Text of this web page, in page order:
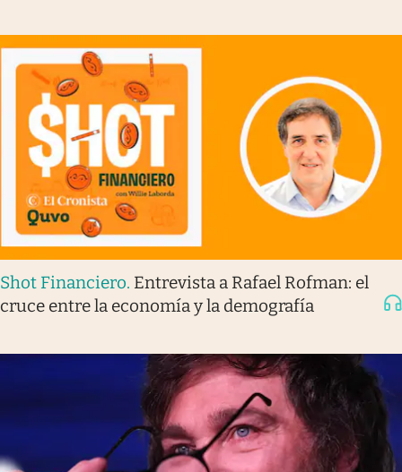
Shot Financiero. Entrevista a Rafael Rofman: el
cruce entre la economía y la demografía